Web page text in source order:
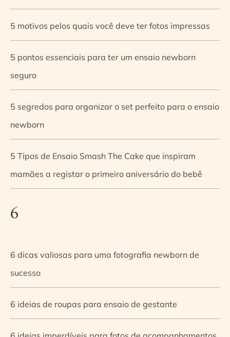
5 motivos pelos quais você deve ter fotos impressas
5 pontos essenciais para ter um ensaio newborn
seguro
5 segredos para organizar o set perfeito para o ensaio
newborn
5 Tipos de Ensaio Smash The Cake que inspiram
mamães a registar o primeiro aniversário do bebê
6
6 dicas valiosas para uma fotografia newborn de
sucesso
6 ideias de roupas para ensaio de gestante